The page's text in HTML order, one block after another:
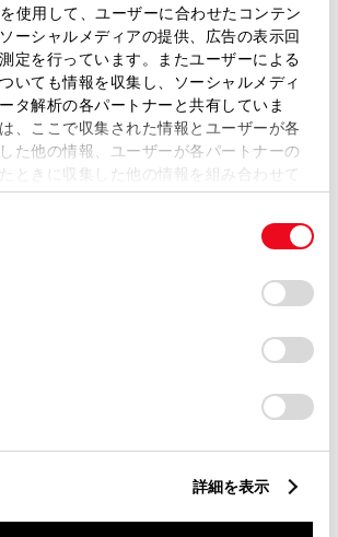
使用して、ユーザーに合わせたコンテン
ーシャルメディアの提供、広告の表示回
定を行っています。またユーザーによる
いても情報を収集し、ソーシャルメディ
タ解析の各パートナーと共有していま
、ここで収集された情報とユーザーが各
た他の情報、ユーザーが各パートナーの
ときに収集した他の情報を組み合わせて
ます。当ウェブサイトの使用を続行する
Cookie(クッキー)が保存されることに同
ます。Cookie(クッキー)のオプトアウト、
撤回したりするにあたっては、当社の
）情報の取り扱いについて
」をご覧くだ
詳細を表示
bZ4X Z
-
2WD FF
アティチュードブラックマイカ